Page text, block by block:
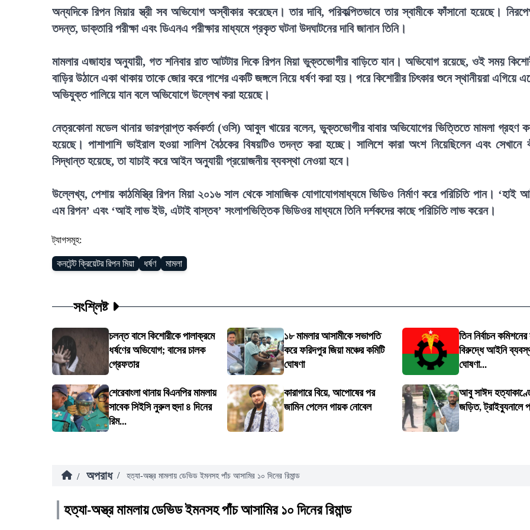
অন্যদিকে রিপন মিয়ার স্ত্রী সব অভিযোগ অস্বীকার করেছেন। তার দাবি, পরিকল্পিতভাবে তার স্বামীকে ফাঁসানো হয়েছে।
তদন্ত, ডাক্তারি পরীক্ষা এবং ডিএনএ পরীক্ষার মাধ্যমে প্রকৃত ঘটনা উদঘাটনের দাবি জানান তিনি।
মামলার এজাহার অনুযায়ী, গত শনিবার রাত আটটার দিকে রিপন মিয়া ভুক্তভোগীর বাড়িতে যান। অভিযোগ রয়েছে, ওই সময়
বাড়ির উঠানে একা থাকায় তাকে জোর করে পাশের একটি জঙ্গলে নিয়ে ধর্ষণ করা হয়। পরে কিশোরীর চিৎকার শুনে স্থানীয়রা এগিয়ে
অভিযুক্ত পালিয়ে যান বলে অভিযোগে উল্লেখ করা হয়েছে।
নেত্রকোনা মডেল থানার ভারপ্রাপ্ত কর্মকর্তা (ওসি) আবুল খায়ের বলেন, ভুক্তভোগীর বাবার অভিযোগের ভিত্তিতে মামলা গ্রহণ
হয়েছে। পাশাপাশি ভাইরাল হওয়া সালিশ বৈঠকের বিষয়টিও তদন্ত করা হচ্ছে। সালিশে কারা অংশ নিয়েছিলেন এবং সেখানে
সিদ্ধান্ত হয়েছে, তা যাচাই করে আইন অনুযায়ী প্রয়োজনীয় ব্যবস্থা নেওয়া হবে।
উল্লেখ্য, পেশায় কাঠমিস্ত্রি রিপন মিয়া ২০১৬ সাল থেকে সামাজিক যোগাযোগমাধ্যমে ভিডিও নির্মাণ করে পরিচিতি পান। ‘হাই
এম রিপন’ এবং ‘আই লাভ ইউ, এটাই বাস্তব’ সংলাপভিত্তিক ভিডিওর মাধ্যমে তিনি দর্শকদের কাছে পরিচিতি লাভ করেন।
ট্যাগসমূহ:
কনটেন্ট ক্রিয়েটর রিপন মিয়া ধর্ষণ মামলা
সংশ্লিষ্ট
চলন্ত বাসে কিশোরীকে পালাক্রমে
ধর্ষণের অভিযোগ; বাসের চালক
গ্রেফতার
১৮ মামলার আসামীকে সভাপতি
করে ফরিদপুর জিয়া মঞ্চের কমিটি
ঘোষণা
তিন নির্বাচন
বিরুদ্ধে আইনি
ঘোষণা...
শেরেবাংলা থানায় বিএনপির মামলায়
সাবেক সিইসি নুরুল হুদা ৪ দিনের
রিম...
কারাগারে বিয়ে, আপোষের পর
জামিন পেলেন গায়ক নোবেল
আবু সাঈদ
জড়িত, ট্রাইব্যুনালে
/ অপরাধ / হত্যা-অস্ত্র মামলায় ডেভিড ইমনসহ পাঁচ আসামির ১০ দিনের রিমান্ড
হত্যা-অস্ত্র মামলায় ডেভিড ইমনসহ পাঁচ আসামির ১০ দিনের রিমান্ড